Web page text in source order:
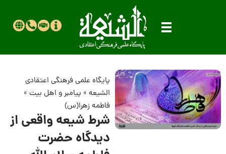
پایگاه علمی فرهنگی اعتقادی
الشیعه» پیامبر و اهل بیت»
فاطمه زهرا(س)
شرط شیعه واقعی از
دیدگاه حضرت